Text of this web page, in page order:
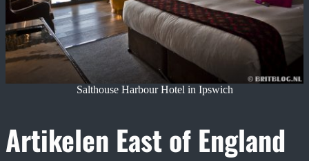
Salthouse Harbour Hotel in Ipswich
Artikelen East of England